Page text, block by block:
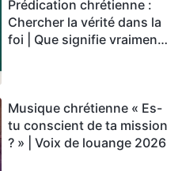
Prédication chrétienne :
Chercher la vérité dans la
foi | Que signifie vraiment
Musique chrétienne « Es-
tu conscient de ta mission
? » | Voix de louange 2026